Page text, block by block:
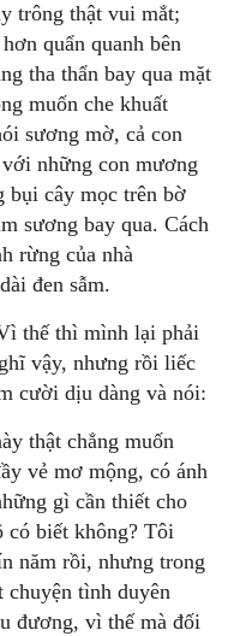
trông thật vui mắt;
quẩn quanh bên
tha thẩn bay qua mặt
muốn che khuất
sương mờ, cả con
những con mương
bụi cây mọc trên bờ
sương bay qua. Cách
rừng của nhà
đen sẫm.
thế thì mình lại phải
vậy, nhưng rồi liếc
cười dịu dàng và nói:
thật chẳng muốn
vẻ mơ mộng, có ánh
gì cần thiết cho
có biết không? Tôi
năm rồi, nhưng trong
tình duyên
đương, vì thế mà đối